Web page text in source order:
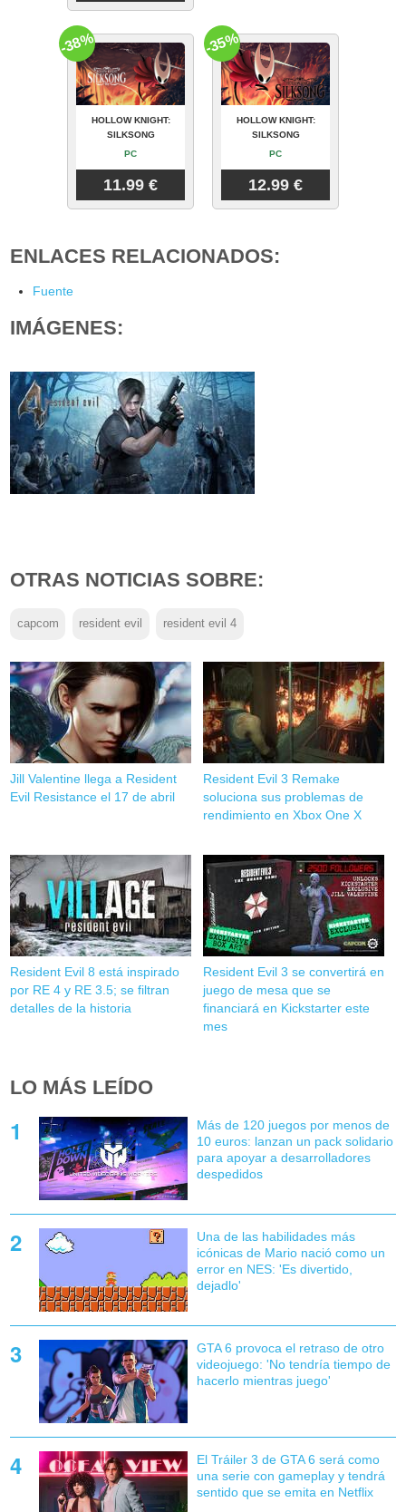
HOLLOW KNIGHT:
SILKSONG
PC
11.99 €
-38%
HOLLOW KNIGHT:
SILKSONG
PC
12.99 €
-35%
ENLACES RELACIONADOS:
Fuente
IMÁGENES:
OTRAS NOTICIAS SOBRE:
capcom resident evil resident evil 4
Jill Valentine llega a Resident
Evil Resistance el 17 de abril
Resident Evil 3 Remake
soluciona sus problemas de
rendimiento en Xbox One X
Resident Evil 8 está inspirado
por RE 4 y RE 3.5; se filtran
detalles de la historia
Resident Evil 3 se convertirá en
juego de mesa que se
financiará en Kickstarter este
mes
LO MÁS LEÍDO
Más de 120 juegos por menos de
10 euros: lanzan un pack solidario
para apoyar a desarrolladores
despedidos
Una de las habilidades más
icónicas de Mario nació como un
error en NES: 'Es divertido,
dejadlo'
GTA 6 provoca el retraso de otro
videojuego: 'No tendría tiempo de
hacerlo mientras juego'
El Tráiler 3 de GTA 6 será como
una serie con gameplay y tendrá
sentido que se emita en Netflix